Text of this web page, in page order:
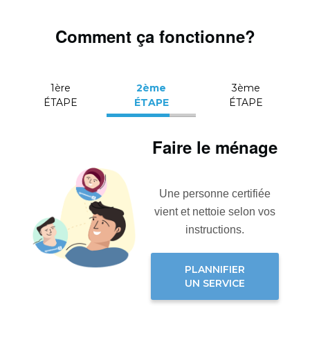
Comment ça fonctionne?
1ère
ÉTAPE
2ème
ÉTAPE
3ème
ÉTAPE
Faire le ménage
Une personne certifiée
vient et nettoie selon vos
instructions.
PLANNIFIER
UN SERVICE